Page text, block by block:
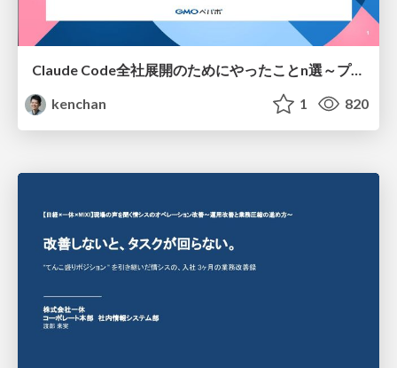
Claude Code全社展開のためにやったことn選～プラグイン302個・コミッター271人を支えるために～
kenchan
1 820